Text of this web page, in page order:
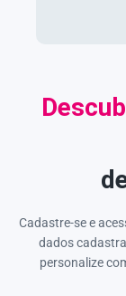
Cadastre-se e
dados
personalize